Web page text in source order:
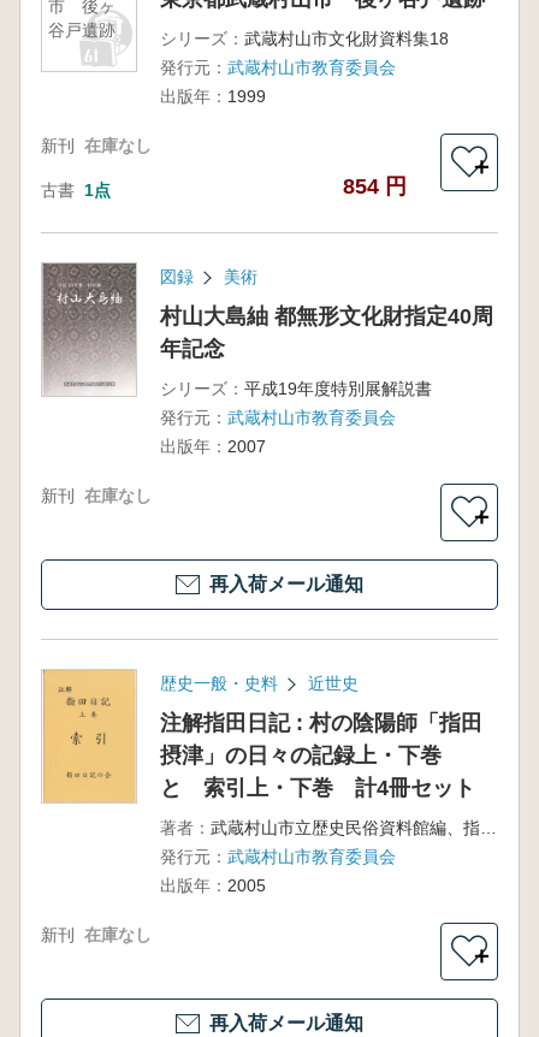
市 後ヶ
谷戸遺跡
シリーズ： 武蔵村山市文化財資料集18
発行元： 武蔵村山市教育委員会
出版年： 1999
新刊 在庫なし
古書 1点 854 円
＋
図録 美術
村山大島紬 都無形文化財指定40周
年記念
シリーズ： 平成19年度特別展解説書
発行元： 武蔵村山市教育委員会
出版年： 2007
新刊 在庫なし
＋
再入荷メール通知
歴史一般・史料 近世史
注解指田日記 : 村の陰陽師「指田
摂津」の日々の記録上・下巻
と 索引上・下巻 計4冊セット
著者：
武蔵村山市立歴史民俗資料館編、指田摂津正藤詮著
発行元： 武蔵村山市教育委員会
出版年： 2005
新刊 在庫なし
＋
再入荷メール通知